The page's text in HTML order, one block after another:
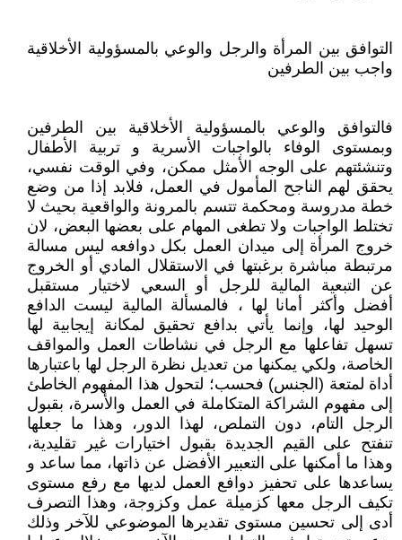
التوافق بين المرأة والرجل والوعي بالمسؤولية الأخلاقية
واجب بين الطرفين
فالتوافق والوعي بالمسؤولية الأخلاقية بين الطرفين
وبمستوى الوفاء بالواجبات الأسرية و تربية الأطفال
وتنشئتهم على الوجه الأمثل ممكن، وفي الوقت نفسي،
يحقق لهم الناجح المأمول في العمل، فلابد إذا من وضع
خطة مدروسة ومحكمة تتسم بالمرونة والواقعية بحيث لا
تختلط الواجبات ولا تطغى المهام على بعضها البعض، لان
خروج المرأة إلى ميدان العمل بكل دوافعه ليس مسالة
مرتبطة مباشرة برغبتها في الاستقلال المادي أو الخروج
عن التبعية المالية للرجل أو السعي لاختيار مستقبل
أفضل وأكثر أمانا لها ، فالمسألة المالية ليست الدافع
الوحيد لها، وإنما يأتي بدافع تحقيق لمكانة إيجابية لها
تسهل تفاعلها مع الرجل في نشاطات العمل والمواقف
الخاصة، ولكي يمكنها من تعديل نظرة الرجل لها باعتبارها
أداة لمتعة (الجنس) فحسب؛ لتحول هذا المفهوم الخاطئ
إلى مفهوم الشراكة المتكاملة في العمل والأسرة، بقبول
الرجل التام، دون التملص، لهذا الدور، وهذا ما جعلها
تنفتح على القيم الجديدة بقبول اختيارات غير تقليدية،
وهذا ما أمكنها على التعبير الأفضل عن ذاتها، مما ساعد و
يساعدها على تحفيز دوافع العمل لديها مع رفع مستوى
تكيف الرجل معها كزميلة عمل وكزوجة، وهذا التصرف
أدى إلى تحسين مستوى تقديرها الموضوعي للآخر وذلك